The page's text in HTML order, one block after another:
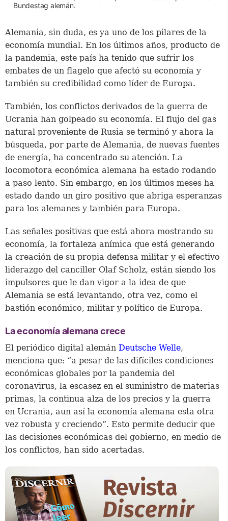
Bundestag alemán.
Alemania, sin duda, es ya uno de los pilares de la
economía mundial. En los últimos años, producto de
la pandemia, este país ha tenido que sufrir los
embates de un flagelo que afectó su economía y
también su credibilidad como líder de Europa.
También, los conflictos derivados de la guerra de
Ucrania han golpeado su economía. El flujo del gas
natural proveniente de Rusia se terminó y ahora la
búsqueda, por parte de Alemania, de nuevas fuentes
de energía, ha concentrado su atención. La
locomotora económica alemana ha estado rodando
a paso lento. Sin embargo, en los últimos meses ha
estado dando un giro positivo que abriga esperanzas
para los alemanes y también para Europa.
Las señales positivas que está ahora mostrando su
economía, la fortaleza anímica que está generando
la creación de su propia defensa militar y el efectivo
liderazgo del canciller Olaf Scholz, están siendo los
impulsores que le dan vigor a la idea de que
Alemania se está levantando, otra vez, como el
bastión económico, militar y político de Europa.
La economía alemana crece
El periódico digital alemán Deutsche Welle,
menciona que: “a pesar de las difíciles condiciones
económicas globales por la pandemia del
coronavirus, la escasez en el suministro de materias
primas, la continua alza de los precios y la guerra
en Ucrania, aun así la economía alemana esta otra
vez robusta y creciendo”. Esto permite deducir que
las decisiones económicas del gobierno, en medio de
los conflictos, han sido acertadas.